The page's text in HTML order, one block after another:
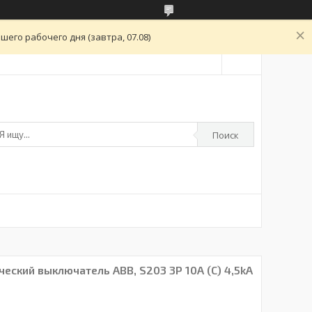
рабочего дня (завтра, 07.08)
Поиск
выключатель ABB, S203 3P 10А (С) 4,5kA